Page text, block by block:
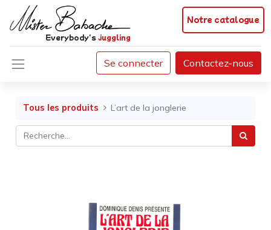
Notre catalogue
Everybody'sjuggling
Se connecter Contactez-nous
Tous les produits L’art de la jonglerie